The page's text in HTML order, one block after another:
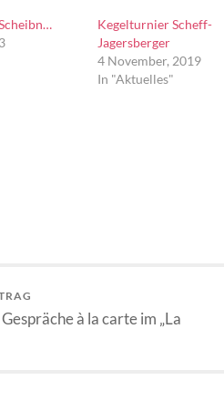
Kegelturnier Scheff-
Jagersberger
4 November, 2019
In "Aktuelles"
à la carte im „La